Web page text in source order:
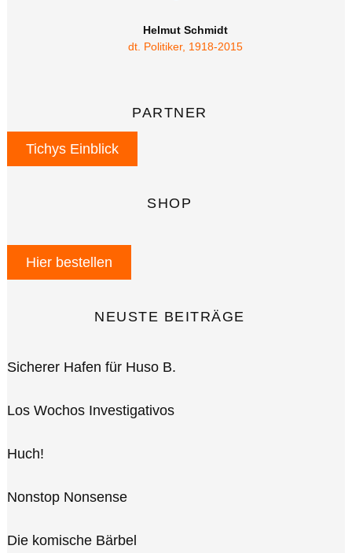
Helmut Schmidt
dt. Politiker, 1918-2015
PARTNER
Tichys Einblick
SHOP
Hier bestellen
NEUSTE BEITRÄGE
Sicherer Hafen für Huso B.
Los Wochos Investigativos
Huch!
Nonstop Nonsense
Die komische Bärbel